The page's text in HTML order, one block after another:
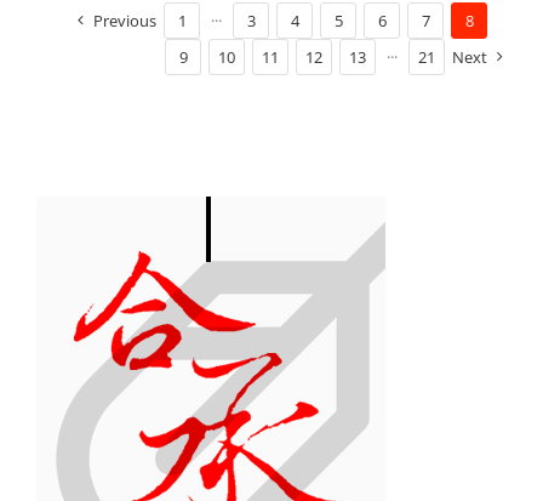
Previous 1 ··· 3 4 5 6 7
8
9
10 11 12 13 ··· 21 Next